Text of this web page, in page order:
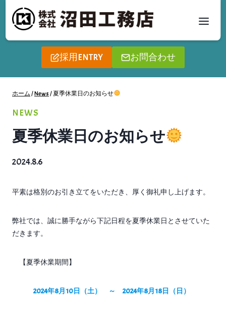
採用ENTRY お問合わせ
ホーム /News /夏季休業日のお知らせ
NEWS
夏季休業日のお知らせ
2024.8.6
平素は格別のお引き立てをいただき、厚く御礼申し上げます。
弊社では、誠に勝手ながら下記日程を夏季休業日とさせていた
だきます。
【夏季休業期間】
2024年8月10日（土） ～ 2024年8月18日（日）